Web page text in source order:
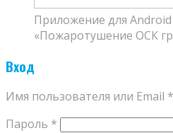
Приложение для Android
«Пожаротушение ОСК
Вход
Имя пользователя или Email *
Пароль *